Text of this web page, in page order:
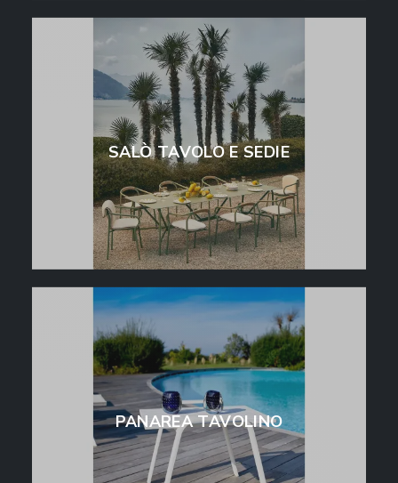
SALÒ TAVOLO E SEDIE
PANAREA TAVOLINO